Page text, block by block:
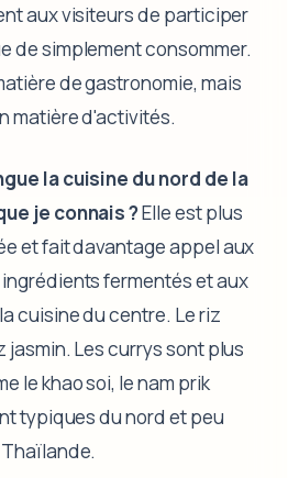
aux visiteurs de participer
de simplement consommer.
de gastronomie, mais
matière d'activités.
la cuisine du nord de la
je connais ?Elle est plus
et fait davantage appel aux
fermentés et aux
cuisine du centre. Le riz
jasmin. Les currys sont plus
le khao soi, le nam prik
typiques du nord et peu